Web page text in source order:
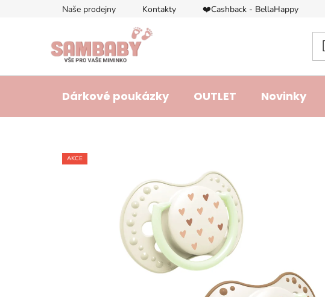
Naše prodejny Kontakty ❤️Cashback - BellaHappy
Dárkové poukázky OUTLET Novinky
AKCE